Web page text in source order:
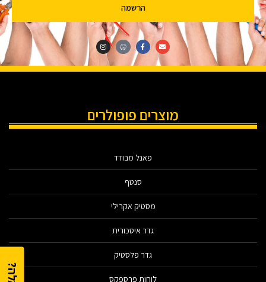
הרשמה
מוצרים פופולרים
פאנל מבודד
סנטף
מסטיק אקרילי
גדר איסכורית
גדר פלסטיק
לוחות פרספקס